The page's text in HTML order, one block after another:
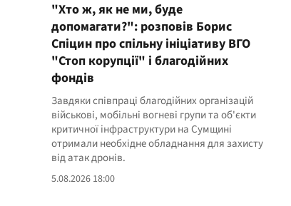
"Хто ж, як не ми, буде
допомагати?": розповів Борис
Спіцин про спільну ініціативу ВГО
"Стоп корупції" і благодійних
фондів
Завдяки співпраці благодійних організацій
військові, мобільні вогневі групи та об'єкти
критичної інфраструктури на Сумщині
отримали необхідне обладнання для захисту
від атак дронів.
5.08.2026 18:00